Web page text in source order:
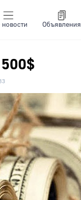
новости Объявления